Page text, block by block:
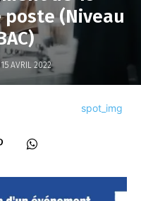
(Niveau
15 AVRIL 2022